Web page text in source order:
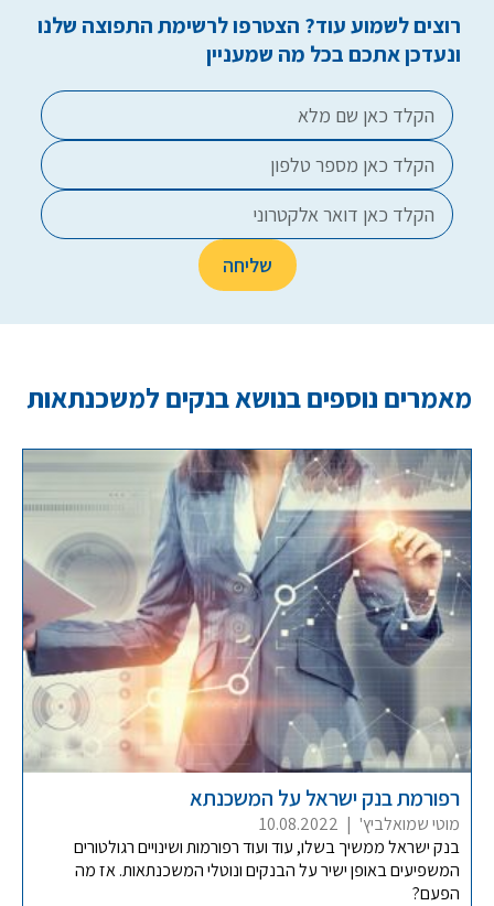
רוצים לשמוע עוד? הצטרפו לרשימת התפוצה שלנו
ונעדכן אתכם בכל מה שמעניין
מאמרים נוספים בנושא בנקים למשכנתאות
רפורמת בנק ישראל על המשכנתא
מוטי שמואלביץ' |
10.08.2022
בנק ישראל ממשיך בשלו, עוד ועוד רפורמות ושינויים רגולטורים
המשפיעים באופן ישיר על הבנקים ונוטלי המשכנתאות. אז מה
הפעם?